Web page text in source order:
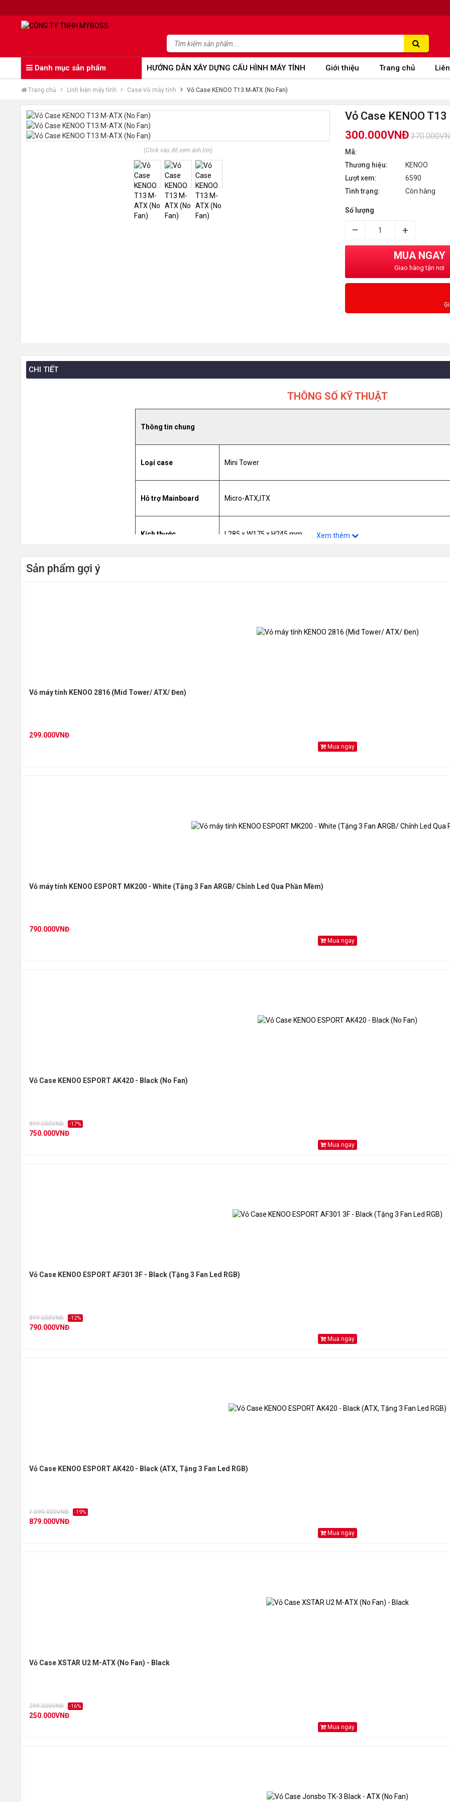
Danh mục sản phẩm HƯỚNG DẪN XÂY DỰNG CẤU HÌNH MÁY TÍNH Giới thiệu Trang chủ
Trang chủ Linh kiện máy tính Case-Vỏ máy tính Vỏ Case KENOO T13 M-ATX (No Fan)
(Click vào để xem ảnh lớn)
Vỏ Case KENOO
300.000VNĐ
Mã:
Thương hiệu:
KENOO
Lượt xem:
6590
Tình trạng:
Còn hàng
Số lượng
– +
MUA NGAY
Giao hàng tận nơi
CHI TIẾT
THÔNG SỐ KỸ THUẬT
Thông tin chung
Loại case Mini Tower
Hỗ trợ Mainboard Micro-ATX,ITX
Kích thước L285 x W175 x H245 mm
Chiều cao tối đa tản nhiệt CPU145mm
Xem thêm
Sản phẩm gợi ý
Vỏ máy tính KENOO 2816 (Mid Tower/ ATX/ Đen)
299.000VNĐ
Mua ngay
Vỏ máy tính KENOO ESPORT MK200 - White (Tặng 3 Fan ARGB/ Chỉnh Led Qua Phần Mềm)
790.000VNĐ
Mua ngay
Vỏ Case KENOO ESPORT AK420 - Black (No Fan)
899.000VNĐ -17%
750.000VNĐ
Mua ngay
Vỏ Case KENOO ESPORT AF301 3F - Black (Tặng 3 Fan Led RGB)
899.000VNĐ -12%
790.000VNĐ
Mua ngay
Vỏ Case KENOO ESPORT AK420 - Black (ATX, Tặng 3 Fan Led RGB)
1.090.000VNĐ -19%
879.000VNĐ
Mua ngay
Vỏ Case XSTAR U2 M-ATX (No Fan) - Black
299.000VNĐ -16%
250.000VNĐ
Mua ngay